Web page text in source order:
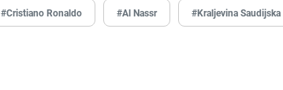
#Cristiano Ronaldo #Al Nassr #Kraljevina